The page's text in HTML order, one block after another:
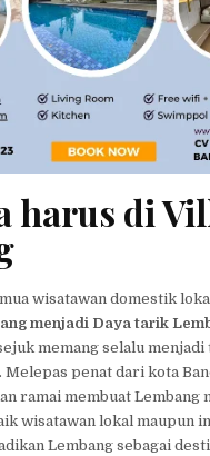
harus di
wisatawan domestik
menjadi Daya tarik
memang selalu
Melepas penat dari kota
ramai membuat Lembang
wisatawan lokal maupun
Lembang sebagai